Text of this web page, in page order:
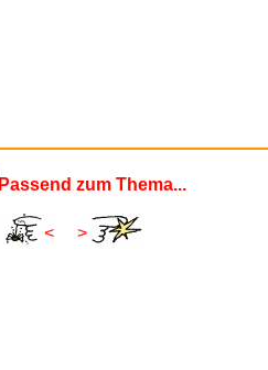
Passend zum Thema...
< >